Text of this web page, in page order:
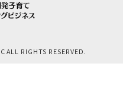
RIGHTS RESERVED.